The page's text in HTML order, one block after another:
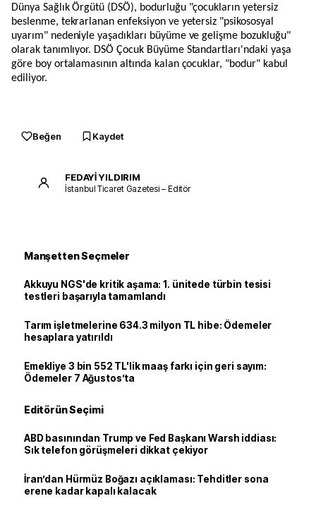
Dünya Sağlık Örgütü (DSÖ), bodurluğu "çocukların yetersiz
beslenme, tekrarlanan enfeksiyon ve yetersiz "psikososyal
uyarım" nedeniyle yaşadıkları büyüme ve gelişme bozukluğu"
olarak tanımlıyor. DSÖ Çocuk Büyüme Standartları'ndaki yaşa
göre boy ortalamasının altında kalan çocuklar, "bodur" kabul
ediliyor.
Beğen Kaydet
FEDAYİ YILDIRIM
İstanbul Ticaret Gazetesi – Editör
Manşetten Seçmeler
Akkuyu NGS'de kritik aşama: 1. ünitede türbin tesisi
testleri başarıyla tamamlandı
Tarım işletmelerine 634.3 milyon TL hibe: Ödemeler
hesaplara yatırıldı
Emekliye 3 bin 552 TL'lik maaş farkı için geri sayım:
Ödemeler 7 Ağustos’ta
Editörün Seçimi
ABD basınından Trump ve Fed Başkanı Warsh iddiası:
Sık telefon görüşmeleri dikkat çekiyor
İran’dan Hürmüz Boğazı açıklaması: Tehditler sona
erene kadar kapalı kalacak